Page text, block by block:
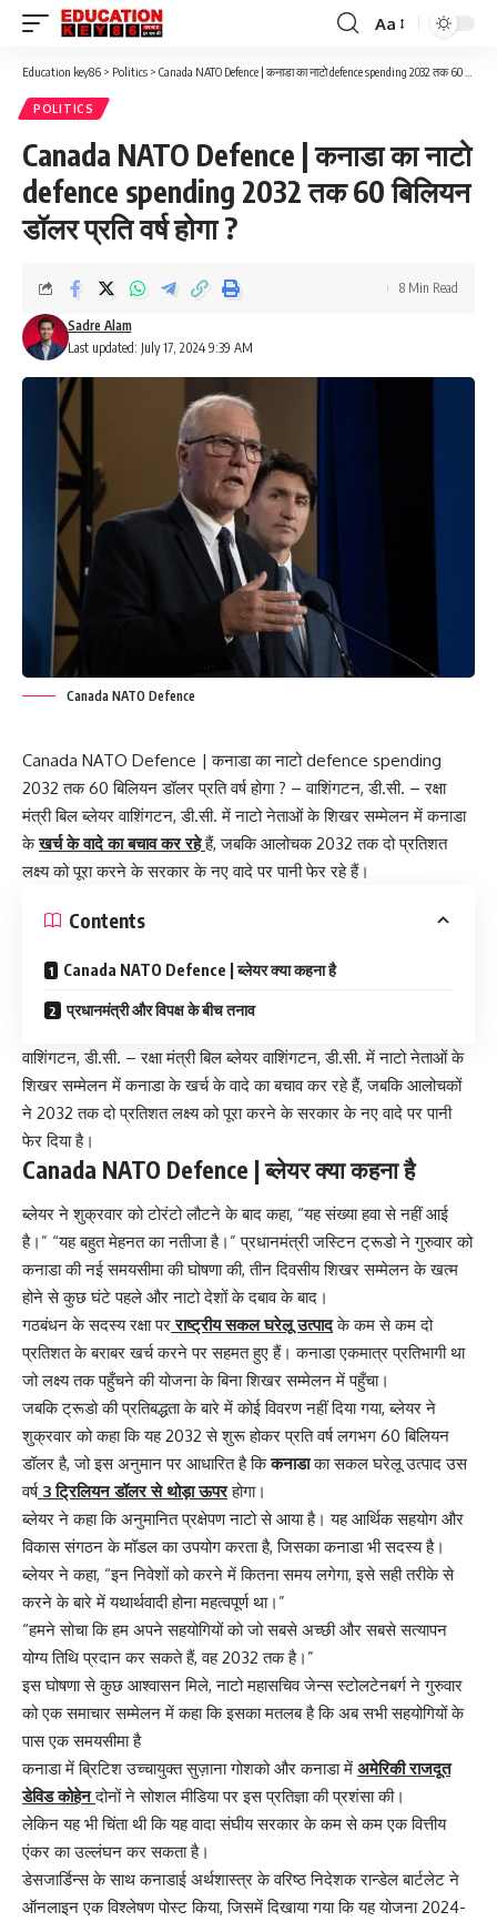
Font
Resizer
Aa
Education key86 > Politics > Canada NATO Defence | कनाडा का नाटो defence spending 2032 तक 60 बिलियन डॉलर प्रति वर्ष होगा ?
POLITICS
Canada NATO Defence | कनाडा का नाटो
defence spending 2032 तक 60 बिलियन
डॉलर प्रति वर्ष होगा ?
Last updated: July 17, 2024 9:39 AM
Sadre Alam
8 Min Read
Canada NATO Defence
Canada NATO Defence | कनाडा का नाटो defence spending
2032 तक 60 बिलियन डॉलर प्रति वर्ष होगा ? – वाशिंगटन, डी.सी. – रक्षा
मंत्री बिल ब्लेयर वाशिंगटन, डी.सी. में नाटो नेताओं के शिखर सम्मेलन में कनाडा
केखर्च के वादे का बचाव कर रहे हैं, जबकि आलोचक 2032 तक दो प्रतिशत
लक्ष्य को पूरा करने के सरकार के नए वादे पर पानी फेर रहे हैं।
Contents
Canada NATO Defence | ब्लेयर क्या कहना है
प्रधानमंत्री और विपक्ष के बीच तनाव
वाशिंगटन, डी.सी. – रक्षा मंत्री बिल ब्लेयर वाशिंगटन, डी.सी. में नाटो नेताओं के
शिखर सम्मेलन में कनाडा के खर्च के वादे का बचाव कर रहे हैं, जबकि आलोचकों
ने 2032 तक दो प्रतिशत लक्ष्य को पूरा करने के सरकार के नए वादे पर पानी
फेर दिया है।
Canada NATO Defence | ब्लेयर क्या कहना है
ब्लेयर ने शुक्रवार को टोरंटो लौटने के बाद कहा, “यह संख्या हवा से नहीं आई
है।” “यह बहुत मेहनत का नतीजा है।” प्रधानमंत्री जस्टिन ट्रूडो ने गुरुवार को
कनाडा की नई समयसीमा की घोषणा की, तीन दिवसीय शिखर सम्मेलन के खत्म
होने से कुछ घंटे पहले और नाटो देशों के दबाव के बाद।
गठबंधन के सदस्य रक्षा परराष्ट्रीय सकल घरेलू उत्पाद के कम से कम दो
प्रतिशत के बराबर खर्च करने पर सहमत हुए हैं। कनाडा एकमात्र प्रतिभागी था
जो लक्ष्य तक पहुँचने की योजना के बिना शिखर सम्मेलन में पहुँचा।
जबकि ट्रूडो की प्रतिबद्धता के बारे में कोई विवरण नहीं दिया गया, ब्लेयर ने
शुक्रवार को कहा कि यह 2032 से शुरू होकर प्रति वर्ष लगभग 60 बिलियन
डॉलर है, जो इस अनुमान पर आधारित है किकनाडाका सकल घरेलू उत्पाद उस
वर्ष3 ट्रिलियन डॉलर से थोड़ा ऊपरहोगा।
ब्लेयर ने कहा कि अनुमानित प्रक्षेपण नाटो से आया है। यह आर्थिक सहयोग और
विकास संगठन के मॉडल का उपयोग करता है, जिसका कनाडा भी सदस्य है।
ब्लेयर ने कहा, “इन निवेशों को करने में कितना समय लगेगा, इसे सही तरीके से
करने के बारे में यथार्थवादी होना महत्वपूर्ण था।”
“हमने सोचा कि हम अपने सहयोगियों को जो सबसे अच्छी और सबसे सत्यापन
योग्य तिथि प्रदान कर सकते हैं, वह 2032 तक है।”
इस घोषणा से कुछ आश्वासन मिले, नाटो महासचिव जेन्स स्टोलटेनबर्ग ने गुरुवार
को एक समाचार सम्मेलन में कहा कि इसका मतलब है कि अब सभी सहयोगियों के
पास एक समयसीमा है
कनाडा में ब्रिटिश उच्चायुक्त सुज़ाना गोशको और कनाडा में अमेरिकी राजदूत
डेविड कोहेन दोनों ने सोशल मीडिया पर इस प्रतिज्ञा की प्रशंसा की।
लेकिन यह भी चिंता थी कि यह वादा संघीय सरकार के कम से कम एक वित्तीय
एंकर का उल्लंघन कर सकता है।
डेसजार्डिन्स के साथ कनाडाई अर्थशास्त्र के वरिष्ठ निदेशक रान्डेल बार्टलेट ने
ऑनलाइन एक विश्लेषण पोस्ट किया, जिसमें दिखाया गया कि यह योजना 2024-